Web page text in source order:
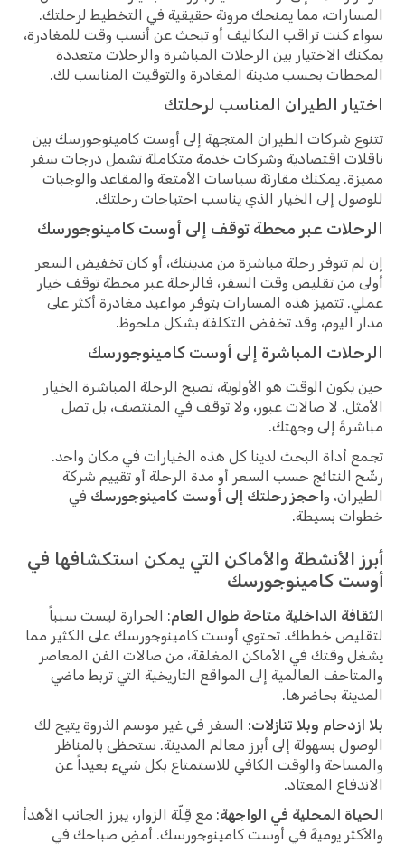
المسارات، مما يمنحك مرونة حقيقية في التخطيط لرحلتك.
سواء كنت تراقب التكاليف أو تبحث عن أنسب وقت للمغادرة،
يمكنك الاختيار بين الرحلات المباشرة والرحلات متعددة
المحطات بحسب مدينة المغادرة والتوقيت المناسب لك.
اختيار الطيران المناسب لرحلتك
تتنوع شركات الطيران المتجهة إلى أوست كامينوجورسك بين
ناقلات اقتصادية وشركات خدمة متكاملة تشمل درجات سفر
مميزة. يمكنك مقارنة سياسات الأمتعة والمقاعد والوجبات
للوصول إلى الخيار الذي يناسب احتياجات رحلتك.
الرحلات عبر محطة توقف إلى أوست كامينوجورسك
إن لم تتوفر رحلة مباشرة من مدينتك، أو كان تخفيض السعر
أولى من تقليص وقت السفر، فالرحلة عبر محطة توقف خيار
عملي. تتميز هذه المسارات بتوفر مواعيد مغادرة أكثر على
مدار اليوم، وقد تخفض التكلفة بشكل ملحوظ.
الرحلات المباشرة إلى أوست كامينوجورسك
حين يكون الوقت هو الأولوية، تصبح الرحلة المباشرة الخيار
الأمثل. لا صالات عبور، ولا توقف في المنتصف، بل تصل
مباشرةً إلى وجهتك.
تجمع أداة البحث لدينا كل هذه الخيارات في مكان واحد.
رشّح النتائج حسب السعر أو مدة الرحلة أو تقييم شركة
الطيران، واحجز رحلتك إلى أوست كامينوجورسك في
خطوات بسيطة.
أبرز الأنشطة والأماكن التي يمكن استكشافها في
أوست كامينوجورسك
الثقافة الداخلية متاحة طوال العام: الحرارة ليست سبباً
لتقليص خططك. تحتوي أوست كامينوجورسك على الكثير مما
يشغل وقتك في الأماكن المغلقة، من صالات الفن المعاصر
والمتاحف العالمية إلى المواقع التاريخية التي تربط ماضي
المدينة بحاضرها.
بلا ازدحام وبلا تنازلات: السفر في غير موسم الذروة يتيح لك
الوصول بسهولة إلى أبرز معالم المدينة. ستحظى بالمناظر
والمساحة والوقت الكافي للاستمتاع بكل شيء بعيداً عن
الاندفاع المعتاد.
الحياة المحلية في الواجهة: مع قِلّة الزوار، يبرز الجانب الأهدأ
والأكثر يوميةً في أوست كامينوجورسك. أمضِ صباحك في